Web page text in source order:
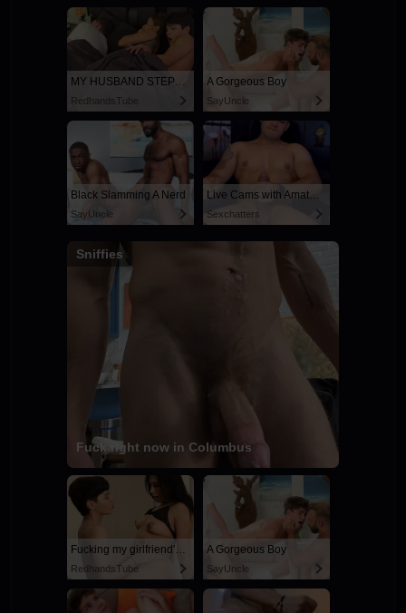
MY HUSBAND STEPSON MISTAKENLY GIVES ME IN THE ASS
RedhandsTube
A Gorgeous Boy
SayUncle
Black Slamming A Nerd
SayUncle
Live Cams with Amateur Men
Sexchatters
Fuck right now in Columbus
Sniffies
Fucking my girlfriend's hot mommy by mistake
RedhandsTube
A Gorgeous Boy
SayUncle